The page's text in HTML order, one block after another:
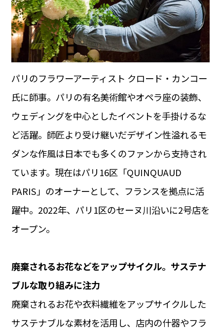
パリのフラワーアーティスト クロード・カンコー
氏に師事。パリの有名美術館やオペラ座の装飾、
ウェディングを中心としたイベントを手掛けるな
ど活躍。師匠より受け継いだデザイン性溢れるモ
ダンな作風は日本でも多くのファンから支持され
ています。現在はパリ16区「QUINQUAUD
PARIS」のオーナーとして、フランスを拠点に活
躍中。2022年、パリ1区のセーヌ川沿いに2号店を
オープン。
廃棄されるお花などをアップサイクル。サステナ
ブルな取り組みに注力
廃棄されるお花や衣料繊維をアップサイクルした
サステナブルな素材を活用し、店内の什器やフラ